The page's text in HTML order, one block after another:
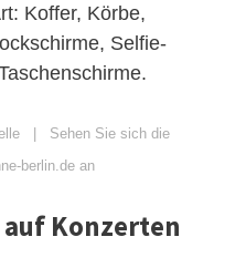
Koffer, Körbe,
Selfie-
| Sehen Sie sich die
berlin.de an
auf Konzerten